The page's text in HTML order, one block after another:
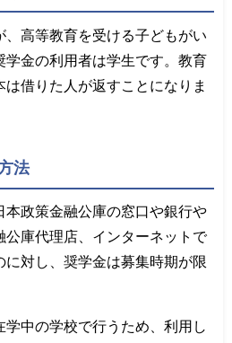
、高等教育を受ける子どもがい
学金の利用者は学生です。教育
は借りた人が返すことになりま
法
本政策金融公庫の窓口や銀行や
公庫代理店、インターネットで
に対し、奨学金は募集時期が限
中の学校で行うため、利用し